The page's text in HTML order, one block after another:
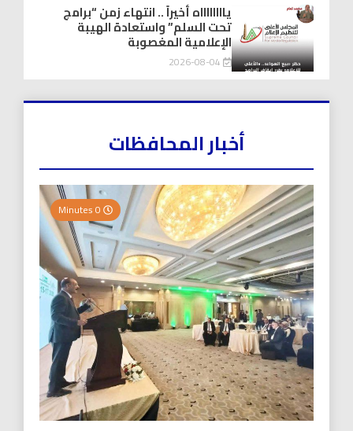
يااااااااه أخيراً .. انتهاء زمن “برامج
تحت السلم” واستعادة الهيبة
الإعلامية المغصوبة
2026-08-04
أخبار المحافظات